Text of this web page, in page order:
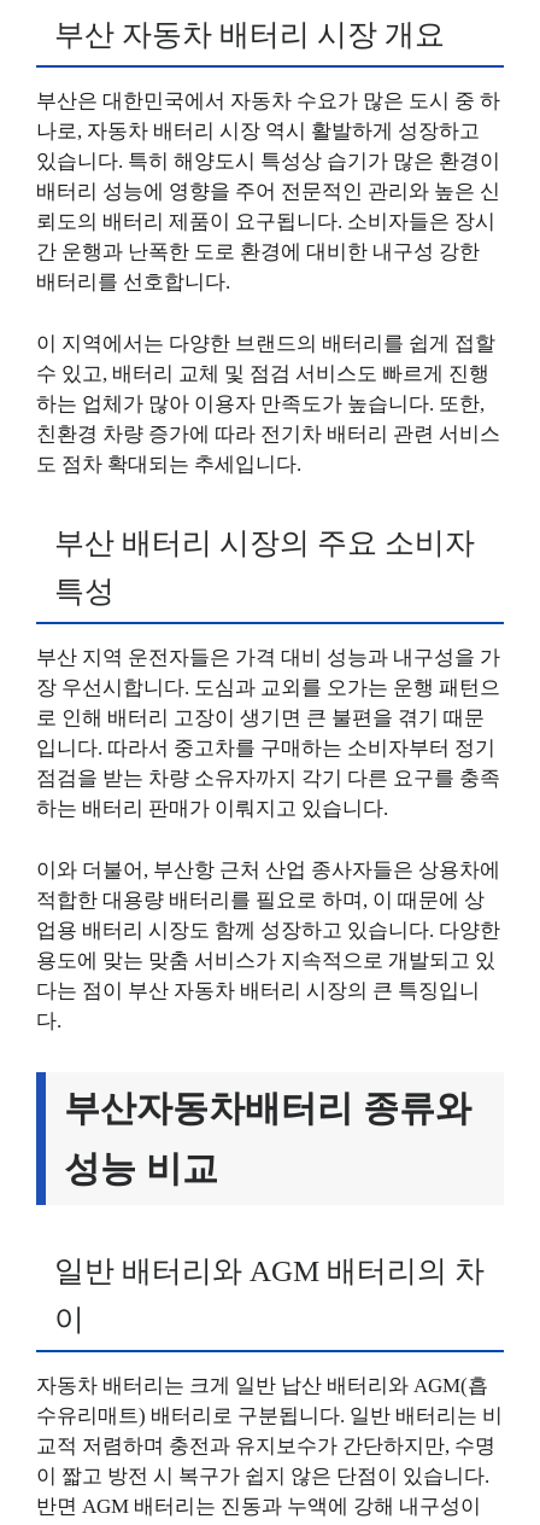
부산 자동차 배터리 시장 개요
부산은 대한민국에서 자동차 수요가 많은 도시 중 하
나로, 자동차 배터리 시장 역시 활발하게 성장하고
있습니다. 특히 해양도시 특성상 습기가 많은 환경이
배터리 성능에 영향을 주어 전문적인 관리와 높은 신
뢰도의 배터리 제품이 요구됩니다. 소비자들은 장시
간 운행과 난폭한 도로 환경에 대비한 내구성 강한
배터리를 선호합니다.
이 지역에서는 다양한 브랜드의 배터리를 쉽게 접할
수 있고, 배터리 교체 및 점검 서비스도 빠르게 진행
하는 업체가 많아 이용자 만족도가 높습니다. 또한,
친환경 차량 증가에 따라 전기차 배터리 관련 서비스
도 점차 확대되는 추세입니다.
부산 배터리 시장의 주요 소비자
특성
부산 지역 운전자들은 가격 대비 성능과 내구성을 가
장 우선시합니다. 도심과 교외를 오가는 운행 패턴으
로 인해 배터리 고장이 생기면 큰 불편을 겪기 때문
입니다. 따라서 중고차를 구매하는 소비자부터 정기
점검을 받는 차량 소유자까지 각기 다른 요구를 충족
하는 배터리 판매가 이뤄지고 있습니다.
이와 더불어, 부산항 근처 산업 종사자들은 상용차에
적합한 대용량 배터리를 필요로 하며, 이 때문에 상
업용 배터리 시장도 함께 성장하고 있습니다. 다양한
용도에 맞는 맞춤 서비스가 지속적으로 개발되고 있
다는 점이 부산 자동차 배터리 시장의 큰 특징입니
다.
부산자동차배터리 종류와
성능 비교
일반 배터리와 AGM 배터리의 차
이
자동차 배터리는 크게 일반 납산 배터리와 AGM(흡
수유리매트) 배터리로 구분됩니다. 일반 배터리는 비
교적 저렴하며 충전과 유지보수가 간단하지만, 수명
이 짧고 방전 시 복구가 쉽지 않은 단점이 있습니다.
반면 AGM 배터리는 진동과 누액에 강해 내구성이